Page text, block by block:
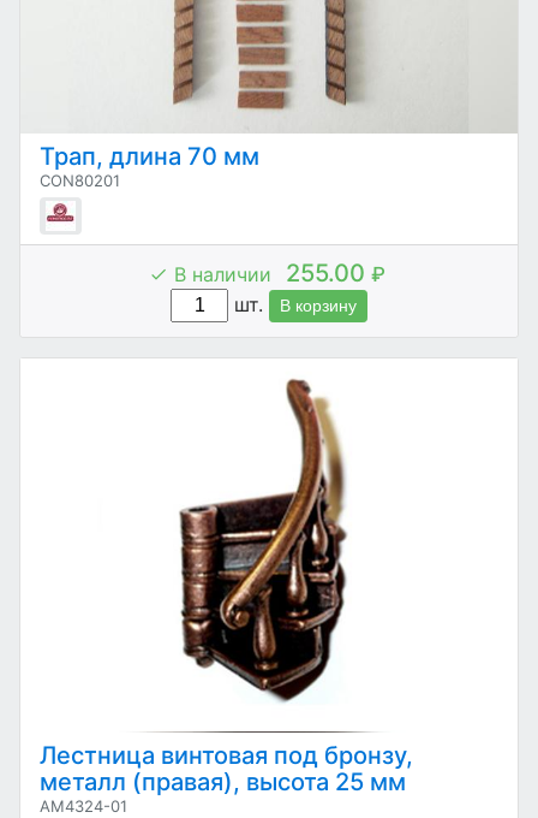
Трап, длина 70 мм
CON80201
В наличии 255.00 ₽
шт.
В корзину
Лестница винтовая под бронзу,
металл (правая), высота 25 мм
AM4324-01